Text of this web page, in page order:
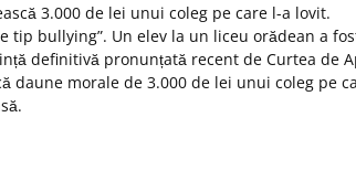
3.000 de lei unui coleg pe care l-a lovit.
tip bullying”. Un elev la un liceu orădean a
definitivă pronunțată recent de Curtea de
daune morale de 3.000 de lei unui coleg pe